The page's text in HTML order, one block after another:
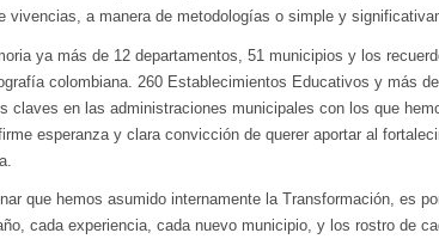
vivencias, a manera de metodologías o simple y
ya más de 12 departamentos, 51 municipios y los
colombiana. 260 Establecimientos Educativos y más
claves en las administraciones municipales con los que
esperanza y clara convicción de querer aportar al
que hemos asumido internamente la Transformación, es
cada experiencia, cada nuevo municipio, y los rostro de